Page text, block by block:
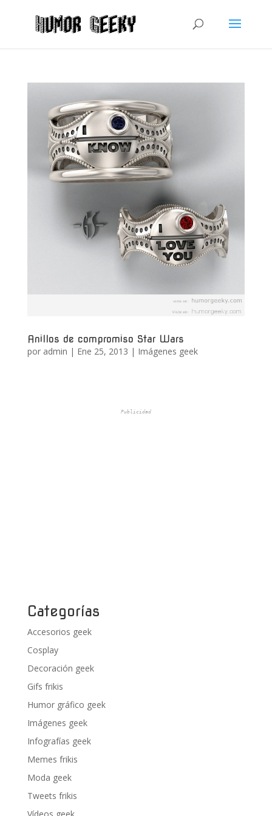
Anillos de compromiso Star Wars
por admin | Ene 25, 2013 | Imágenes geek
Publicidad
Categorías
Accesorios geek
Cosplay
Decoración geek
Gifs frikis
Humor gráfico geek
Imágenes geek
Infografías geek
Memes frikis
Moda geek
Tweets frikis
Vídeos geek